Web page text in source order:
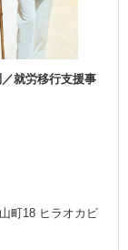
就労移行支援事
町18 ヒラオカビ